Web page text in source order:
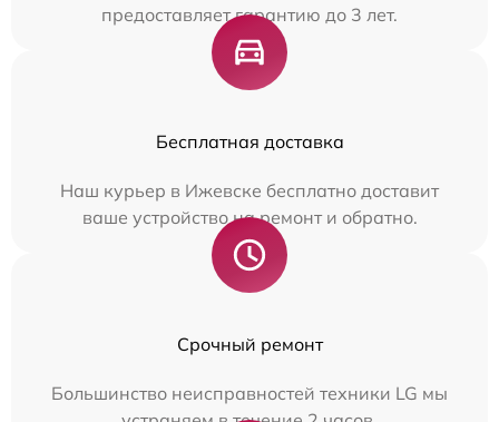
предоставляет гарантию до 3 лет.
Бесплатная доставка
Наш курьер в Ижевске бесплатно доставит
ваше устройство на ремонт и обратно.
Срочный ремонт
Большинство неисправностей техники LG мы